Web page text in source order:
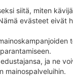
siitä, miten
evästeet eivät
ja ne
mainospalveluihin.